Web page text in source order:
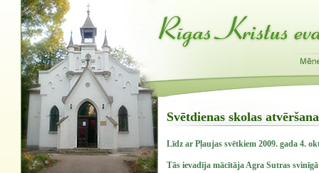
Svētdienas skolas
Līdz ar Pļaujas svētkiem 2009. gada 4.
Tās ievadīja mācītāja Agra Sutras